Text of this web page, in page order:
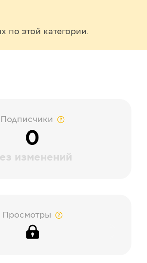
по этой категории.
Подписчики
0
изменений
Просмотры